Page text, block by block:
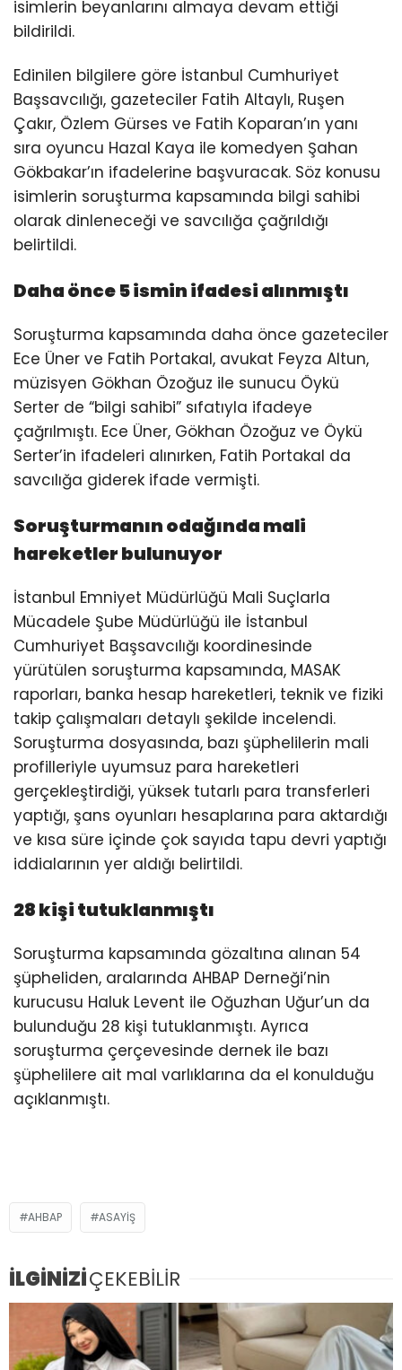
isimlerin beyanlarını almaya devam ettiği
bildirildi.
Edinilen bilgilere göre İstanbul Cumhuriyet
Başsavcılığı, gazeteciler Fatih Altaylı, Ruşen
Çakır, Özlem Gürses ve Fatih Koparan’ın yanı
sıra oyuncu Hazal Kaya ile komedyen Şahan
Gökbakar’ın ifadelerine başvuracak. Söz konusu
isimlerin soruşturma kapsamında bilgi sahibi
olarak dinleneceği ve savcılığa çağrıldığı
belirtildi.
Daha önce 5 ismin ifadesi alınmıştı
Soruşturma kapsamında daha önce gazeteciler
Ece Üner ve Fatih Portakal, avukat Feyza Altun,
müzisyen Gökhan Özoğuz ile sunucu Öykü
Serter de “bilgi sahibi” sıfatıyla ifadeye
çağrılmıştı. Ece Üner, Gökhan Özoğuz ve Öykü
Serter’in ifadeleri alınırken, Fatih Portakal da
savcılığa giderek ifade vermişti.
Soruşturmanın odağında mali
hareketler bulunuyor
İstanbul Emniyet Müdürlüğü Mali Suçlarla
Mücadele Şube Müdürlüğü ile İstanbul
Cumhuriyet Başsavcılığı koordinesinde
yürütülen soruşturma kapsamında, MASAK
raporları, banka hesap hareketleri, teknik ve fiziki
takip çalışmaları detaylı şekilde incelendi.
Soruşturma dosyasında, bazı şüphelilerin mali
profilleriyle uyumsuz para hareketleri
gerçekleştirdiği, yüksek tutarlı para transferleri
yaptığı, şans oyunları hesaplarına para aktardığı
ve kısa süre içinde çok sayıda tapu devri yaptığı
iddialarının yer aldığı belirtildi.
28 kişi tutuklanmıştı
Soruşturma kapsamında gözaltına alınan 54
şüpheliden, aralarında AHBAP Derneği’nin
kurucusu Haluk Levent ile Oğuzhan Uğur’un da
bulunduğu 28 kişi tutuklanmıştı. Ayrıca
soruşturma çerçevesinde dernek ile bazı
şüphelilere ait mal varlıklarına da el konulduğu
açıklanmıştı.
AHBAP ASAYIŞ
İLGİNİZİÇEKEBİLİR